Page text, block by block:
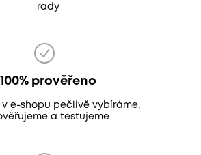
rady
100% prověřeno
v e-shopu pečlivě vybíráme,
a testujeme